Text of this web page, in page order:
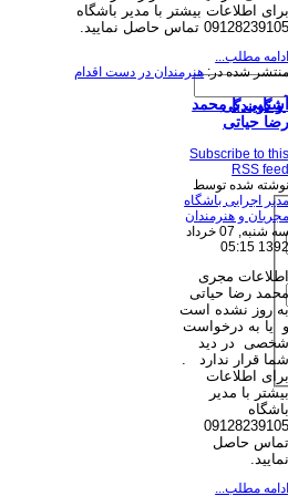
برای اطلاعات بیشتر با مدیر باشگاه
09128239105 تماس حاصل نمایید.
ادامه مطلب...
شده در: هنرمندان در دست اقدام
با محمد
رضا حیاتی
Subscribe to this
RSS feed
نوشته شده توسط
اجرایی باشگاه
مجریان و هنرمندان
سه شنبه, 07 خرداد
1392 05:15
اطلاعات مجری
محمد رضا حیاتی
روز نشده است
و یا به درخواست
شخصی در دید
شما قرار ندارد
.
برای اطلاعات
با مدیر
باشگاه
09128239105
تماس حاصل
نمایید.
مطلب...